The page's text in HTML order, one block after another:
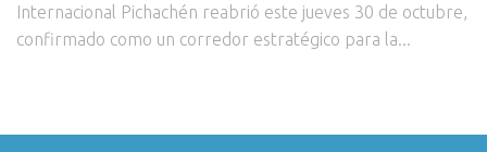
Internacional Pichachén reabrió este jueves 30 de octubre,
confirmado como un corredor estratégico para la...